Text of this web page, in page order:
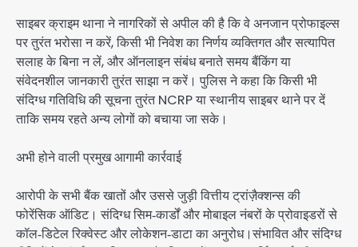
साइबर क्राइम थाना ने नागरिकों से अपील की है कि वे अनजान प्रोफाइल्स
पर तुरंत भरोसा न करें, किसी भी निवेश का निर्णय व्यक्तिगत और सत्यापित
सलाह के बिना न लें, और ऑनलाइन संबंध बनाते समय बैंकिंग या
संवेदनशील जानकारी तुरंत साझा न करें। पुलिस ने कहा कि किसी भी
संदिग्ध गतिविधि की सूचना तुरंत NCRP या स्थानीय साइबर थाने पर दें
ताकि समय रहते अन्य लोगों को बचाया जा सके।
अभी होने वाली प्रमुख आगामी कार्रवाई
आरोपी के सभी बैंक खातों और उससे जुड़ी वित्तीय ट्रांज़ैक्शन्स की
फोरेंसिक ऑडिट। संदिग्ध सिम‑कार्डों और मोबाइल नंबरों के प्रोवाइडरों से
कॉल‑डिटेल रिक्वेस्ट और लोकेशन‑डाटा का अनुरोध।संभावित और संदिग्ध